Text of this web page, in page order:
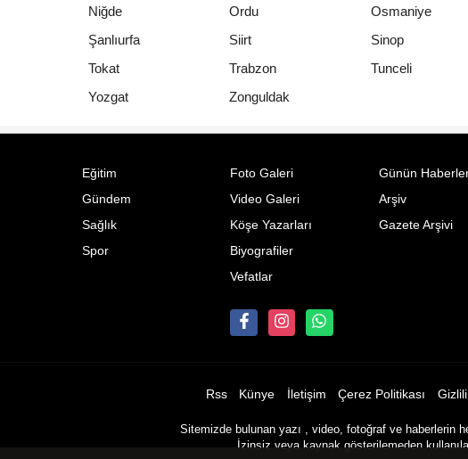
Niğde Ordu Osmaniye
Şanlıurfa Siirt Sinop
Tokat Trabzon Tunceli
Yozgat Zonguldak
Eğitim
Gündem
Sağlık
Spor
Foto Galeri
Video Galeri
Köşe Yazarları
Biyografiler
Vefatlar
Günün
Arşiv
Gazete Arşivi
Rss Künye İletişim Çerez Politikası
Sitemizde bulunan yazı , video, fotoğraf ve haberlerin
İzinsiz veya kaynak gösterilemeden